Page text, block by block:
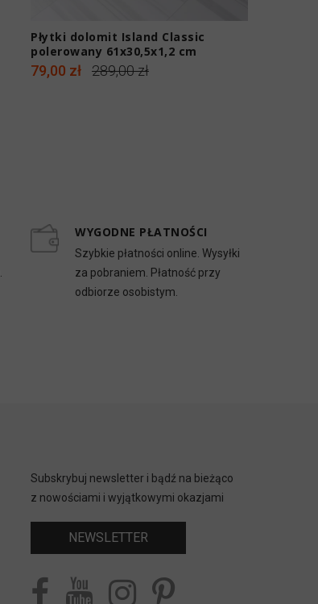
Płytki dolomit Island Classic
polerowany 61x30,5x1,2 cm
79,00 zł 289,00 zł
WYGODNE PŁATNOŚCI
Szybkie płatności online. Wysyłki
za pobraniem. Płatność przy
odbiorze osobistym.
Subskrybuj newsletter i bądź na bieżąco
z nowościami i wyjątkowymi okazjami
NEWSLETTER